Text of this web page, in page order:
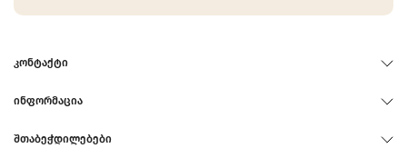
ᲙᲝᲜᲢᲐᲥᲢᲘ
ᲘᲜᲤᲝᲠᲛᲐᲪᲘᲐ
ᲨᲗᲐᲑᲔᲭᲓᲘᲚᲔᲑᲔᲑᲘ